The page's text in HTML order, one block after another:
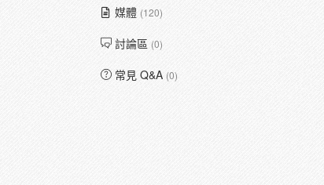
媒體(120)
討論區 (0)
常見 Q&A (0)